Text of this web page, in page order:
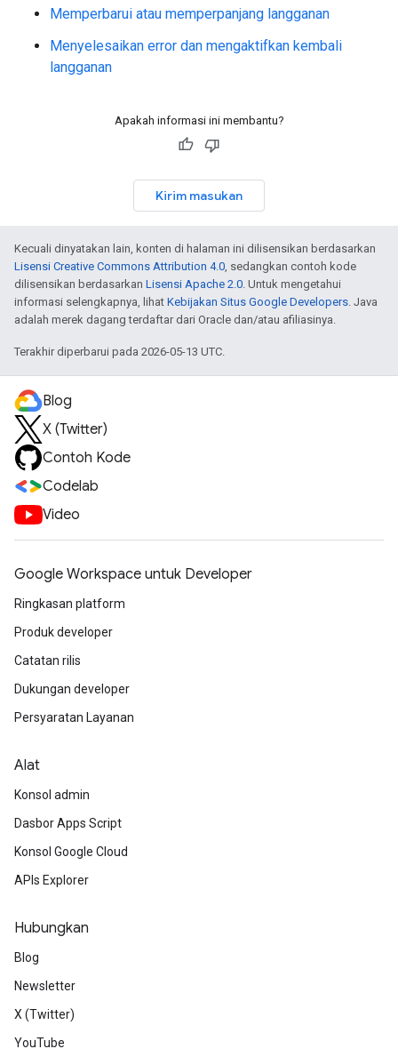
Memperbarui atau memperpanjang langganan
Menyelesaikan error dan mengaktifkan kembali
langganan
Apakah informasi ini membantu?
Kirim masukan
Kecuali dinyatakan lain, konten di halaman ini dilisensikan berdasarkan
Lisensi Creative Commons Attribution 4.0, sedangkan contoh kode
dilisensikan berdasarkan Lisensi Apache 2.0. Untuk mengetahui
informasi selengkapnya, lihat Kebijakan Situs Google Developers. Java
adalah merek dagang terdaftar dari Oracle dan/atau afiliasinya.
Terakhir diperbarui pada 2026-05-13 UTC.
Blog
X (Twitter)
Contoh Kode
Codelab
Video
Google Workspace untuk Developer
Ringkasan platform
Produk developer
Catatan rilis
Dukungan developer
Persyaratan Layanan
Alat
Konsol admin
Dasbor Apps Script
Konsol Google Cloud
APIs Explorer
Hubungkan
Blog
Newsletter
X (Twitter)
YouTube